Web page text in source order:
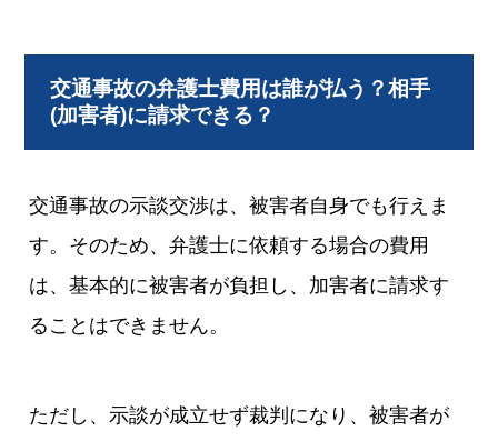
交通事故の弁護士費用は誰が払う？相手
(加害者)に請求できる？
交通事故の示談交渉は、被害者自身でも行えま
す。そのため、弁護士に依頼する場合の費用
は、基本的に被害者が負担し、加害者に請求す
ることはできません。
ただし、示談が成立せず裁判になり、被害者が